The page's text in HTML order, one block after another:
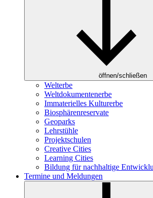
öffnen/schließen
Welterbe
Weltdokumentenerbe
Immaterielles Kulturerbe
Biosphärenreservate
Geoparks
Lehrstühle
Projektschulen
Creative Cities
Learning Cities
Bildung für nachhaltige
Termine und Meldungen